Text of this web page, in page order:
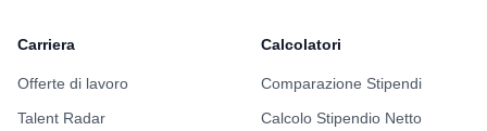
Carriera
Offerte di lavoro
Talent Radar
Calcolatori
Comparazione Stipendi
Calcolo Stipendio Netto